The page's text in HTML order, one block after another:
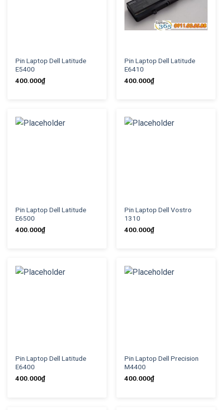
Pin Laptop Dell Latitude
E5400
400.000₫
Pin Laptop Dell Latitude
E6410
400.000₫
Pin Laptop Dell Latitude
E6500
400.000₫
Pin Laptop Dell Vostro
1310
400.000₫
Pin Laptop Dell Latitude
E6400
400.000₫
Pin Laptop Dell Precision
M4400
400.000₫